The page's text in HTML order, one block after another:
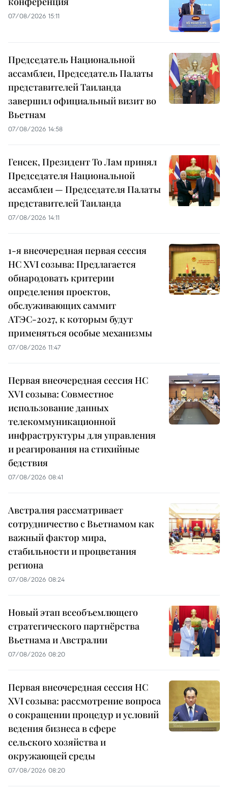
07/08/2026 15:11
Председатель Национальной
ассамблеи, Председатель Палаты
представителей Таиланда
завершил официальный визит во
Вьетнам
07/08/2026 14:58
Генсек, Президент То Лам принял
Председателя Национальной
ассамблеи — Председателя Палаты
представителей Таиланда
07/08/2026 14:11
1-я внеочередная первая сессия
НС XVI созыва: Предлагается
обнародовать критерии
определения проектов,
обслуживающих саммит
АТЭС-2027, к которым будут
применяться особые механизмы
07/08/2026 11:47
Первая внеочередная сессия НС
XVI созыва: Совместное
использование данных
телекоммуникационной
инфраструктуры для управления
и реагирования на стихийные
бедствия
07/08/2026 08:41
Австралия рассматривает
сотрудничество с Вьетнамом как
важный фактор мира,
стабильности и процветания
региона
07/08/2026 08:24
Новый этап всеобъемлющего
стратегического партнёрства
Вьетнама и Австралии
07/08/2026 08:20
Первая внеочередная сессия НС
XVI созыва: рассмотрение вопроса
о сокращении процедур и условий
ведения бизнеса в сфере
сельского хозяйства и
окружающей среды
07/08/2026 08:20